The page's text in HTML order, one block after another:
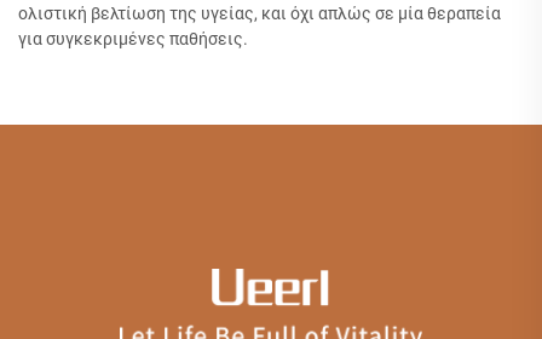
ολιστική βελτίωση της υγείας, και όχι απλώς σε μία θεραπεία
για συγκεκριμένες παθήσεις.